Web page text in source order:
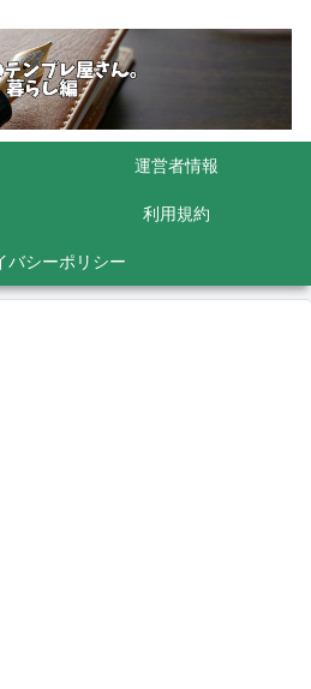
運営者情報
利用規約
バシーポリシー